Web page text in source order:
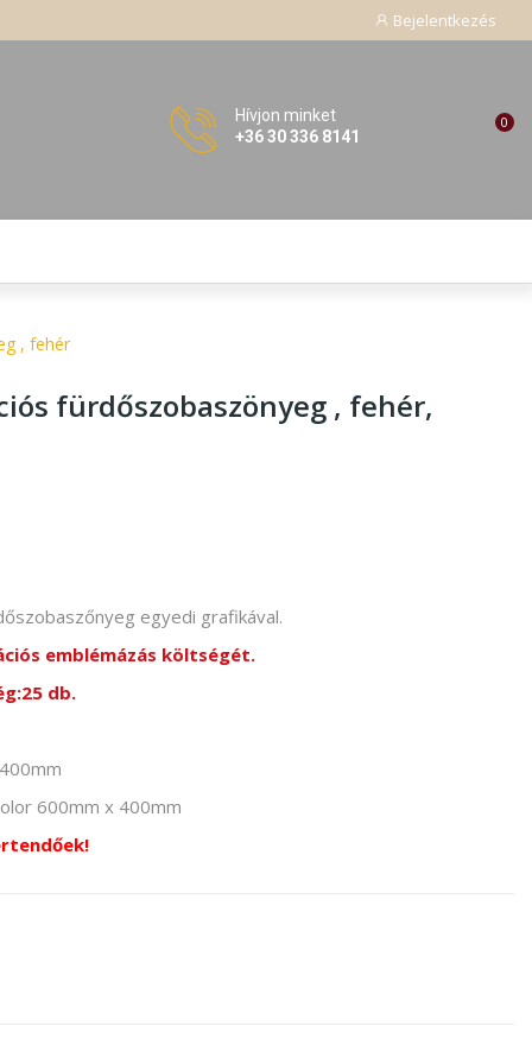
Bejelentkezés
Hívjon minket
+36 30 336 8141
0
, fehér
fürdőszobaszönyeg , fehér,
egyedi grafikával.
emblémázás költségét.
db.
600mm x 400mm